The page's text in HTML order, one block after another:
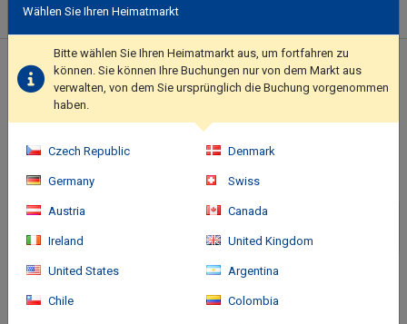
Featured amenities include complimentary wired internet
access, multilingual staff, and luggage storage. A roundtrip
airport shuttle is available for a surcharge..
Standort des Hotels
Wählen Sie Ihren Heimatmarkt
Bitte wählen Sie Ihren Heimatmarkt aus, um fortfahren zu
können. Sie können Ihre Buchungen nur von dem Markt aus
verwalten, von dem Sie ursprünglich die Buchung vorgenommen
haben.
Czech Republic Denmark
Germany Swiss
Austria Canada
Ireland United Kingdom
United States Argentina
Chile Colombia